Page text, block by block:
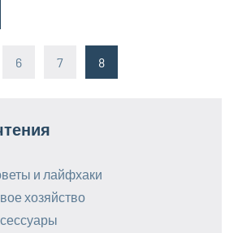
6 7 8
и лайфхаки
хозяйство